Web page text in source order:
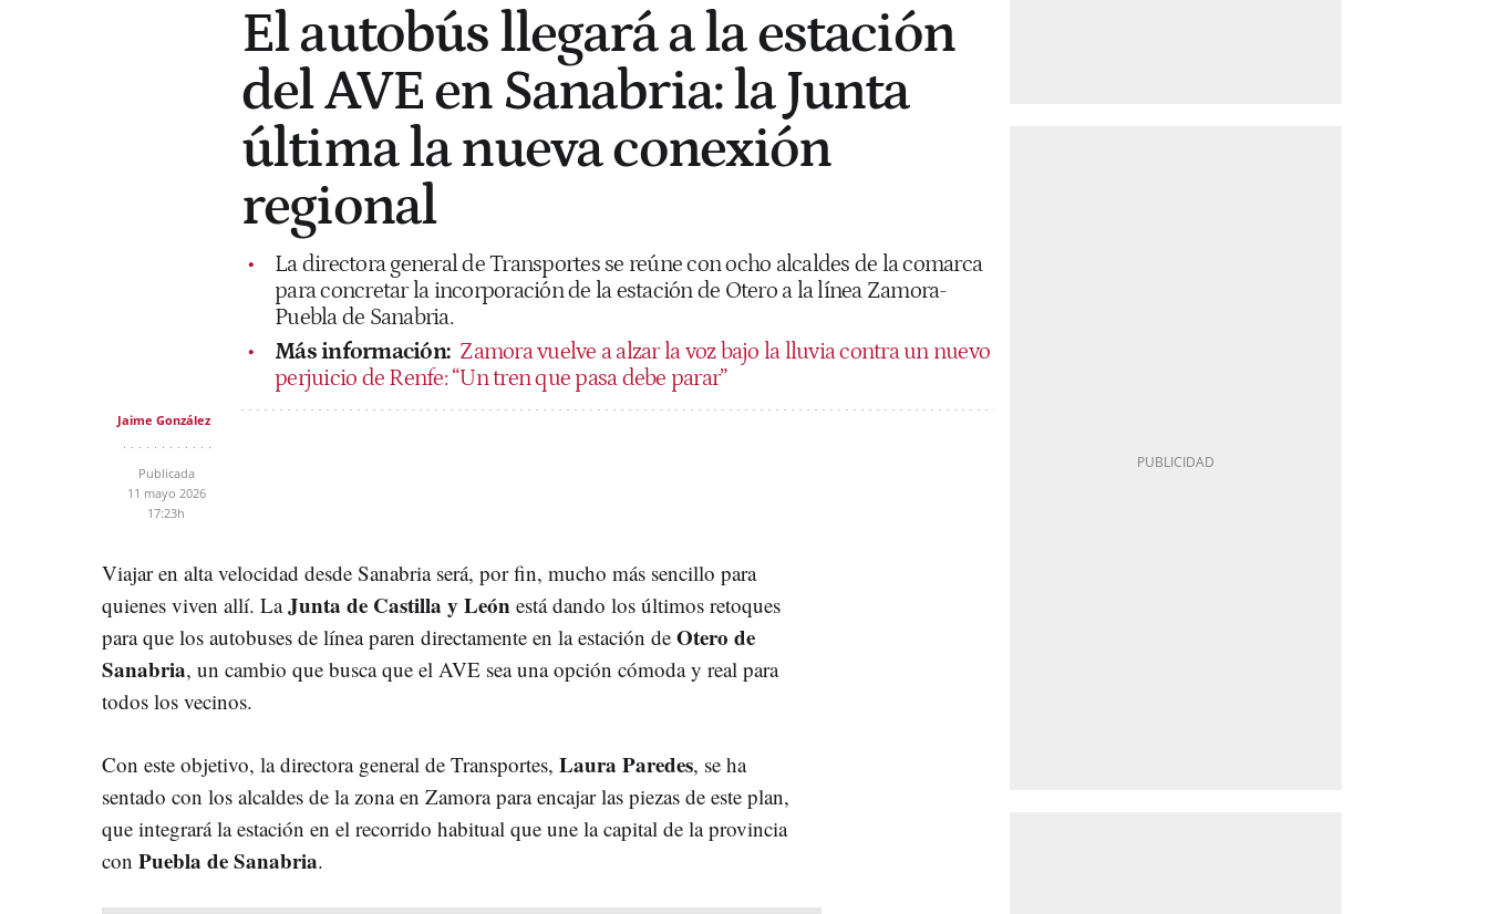
El autobús llegará a la estación
del AVE en Sanabria: la Junta
última la nueva conexión
regional
La directora general de Transportes se reúne con ocho alcaldes de la comarca
para concretar la incorporación de la estación de Otero a la línea Zamora-
Puebla de Sanabria.
Más información: Zamora vuelve a alzar la voz bajo la lluvia contra un nuevo
perjuicio de Renfe: “Un tren que pasa debe parar”
Jaime González
Publicada
11 mayo 2026
17:23h
Viajar en alta velocidad desde Sanabria será, por fin, mucho más sencillo para
quienes viven allí. LaJunta de Castilla y León está dando los últimos retoques
para que los autobuses de línea paren directamente en la estación de Otero de
Sanabria, un cambio que busca que el AVE sea una opción cómoda y real para
todos los vecinos.
Con este objetivo, la directora general de Transportes, Laura Paredes, se ha
sentado con los alcaldes de la zona en Zamora para encajar las piezas de este plan,
que integrará la estación en el recorrido habitual que une la capital de la provincia
con Puebla de Sanabria.